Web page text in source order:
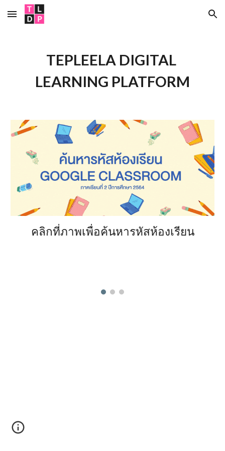
Skip to main content Skip to navigation
TEPLEELA DIGITAL
LEARNING PLATFORM
คลิกที่ภาพเพื่อค้นหารหัสห้องเรียน